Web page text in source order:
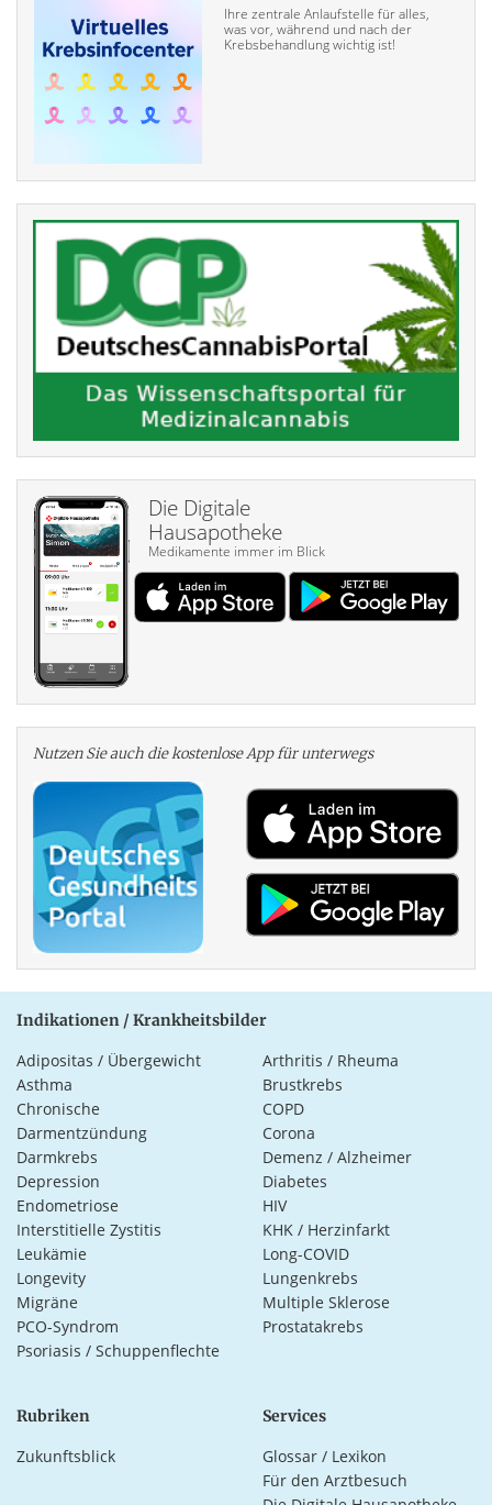
Ihre zentrale Anlaufstelle für alles,
was vor, während und nach der
Krebsbehandlung wichtig ist!
Die Digitale
Hausapotheke
Medikamente immer im Blick
Nutzen Sie auch die kosten­lose App für unterwegs
Indikationen / Krankheitsbilder
Adipositas / Übergewicht
Arthritis / Rheuma
Asthma
Brustkrebs
Chronische
Darmentzündung
COPD
Corona
Darmkrebs
Demenz / Alzheimer
Depression
Diabetes
Endometriose
HIV
Interstitielle Zystitis
KHK / Herzinfarkt
Leukämie
Long-COVID
Longevity
Lungenkrebs
Migräne
Multiple Sklerose
PCO-Syndrom
Prostatakrebs
Psoriasis / Schuppenflechte
Rubriken
Zukunftsblick
Services
Glossar / Lexikon
Für den Arztbesuch